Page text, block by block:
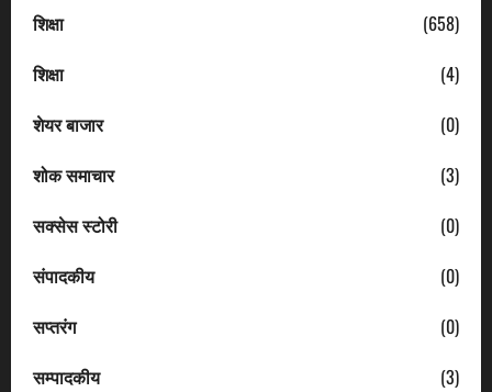
शिक्षा
(658)
शिक्षा
(4)
शेयर बाजार
(0)
शोक समाचार
(3)
सक्सेस स्टोरी
(0)
संपादकीय
(0)
सप्तरंग
(0)
सम्पादकीय
(3)